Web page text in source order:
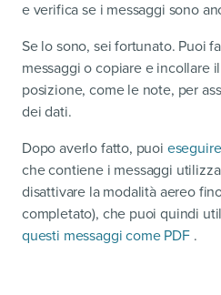
e verifica se i messaggi sono
Se lo sono, sei fortunato. Puoi
messaggi o copiare e incollare
posizione, come le note, per
dei dati.
Dopo averlo fatto, puoi
che contiene i messaggi
disattivare la modalità aereo
completato), che puoi quindi
questi messaggi come PDF.